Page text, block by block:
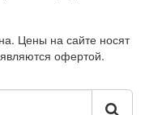
Цены на сайте носят
офертой.